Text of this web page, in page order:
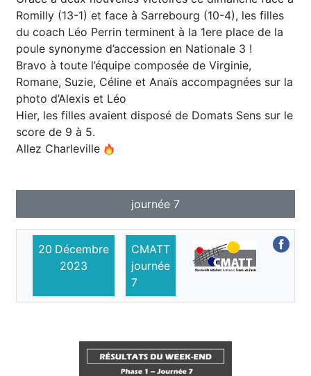
Romilly (13-1) et face à Sarrebourg (10-4), les filles
du coach Léo Perrin terminent à la 1ere place de la
poule synonyme d’accession en Nationale 3 !
Bravo à toute l’équipe composée de Virginie,
Romane, Suzie, Céline et Anaïs accompagnées sur la
photo d’Alexis et Léo
Hier, les filles avaient disposé de Domats Sens sur le
score de 9 à 5.
Allez Charleville
journée 7
20 Décembre
2023
CMATT
journée
7